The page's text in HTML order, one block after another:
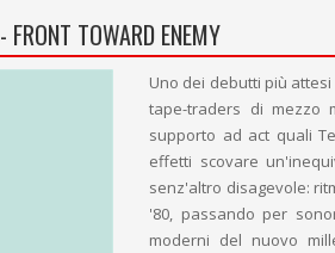
- FRONT TOWARD ENEMY
Uno dei debutti più
tape-traders di mezzo
supporto ad act quali
effetti scovare
senz'altro disagevole:
'80, passando per
moderni del nuovo